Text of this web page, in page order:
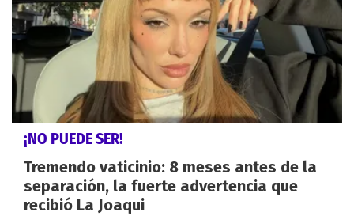
¡NO PUEDE SER!
Tremendo vaticinio: 8 meses antes de la
separación, la fuerte advertencia que
recibió La Joaqui